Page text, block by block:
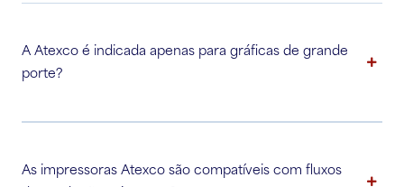
A Atexco é indicada apenas para gráficas de grande
porte?
As impressoras Atexco são compatíveis com fluxos